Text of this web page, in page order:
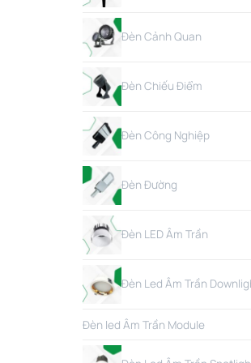
Đèn Cảnh Quan
Đèn Chiếu Điểm
Đèn Công Nghiệp
Đèn Đường
Đèn LED Âm Trần
Đèn Led Âm Trần
Đèn led Âm Trần Module